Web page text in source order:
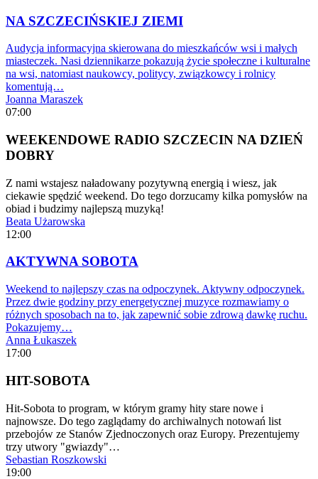
NA SZCZECIŃSKIEJ ZIEMI
Audycja informacyjna skierowana do mieszkańców wsi i małych
miasteczek. Nasi dziennikarze pokazują życie społeczne i kulturalne
na wsi, natomiast naukowcy, politycy, związkowcy i rolnicy
komentują…
Joanna Maraszek
07:00
WEEKENDOWE RADIO SZCZECIN NA DZIEŃ
DOBRY
Z nami wstajesz naładowany pozytywną energią i wiesz, jak
ciekawie spędzić weekend. Do tego dorzucamy kilka pomysłów na
obiad i budzimy najlepszą muzyką!
Beata Użarowska
12:00
AKTYWNA SOBOTA
Weekend to najlepszy czas na odpoczynek. Aktywny odpoczynek.
Przez dwie godziny przy energetycznej muzyce rozmawiamy o
różnych sposobach na to, jak zapewnić sobie zdrową dawkę ruchu.
Pokazujemy…
Anna Łukaszek
17:00
HIT-SOBOTA
Hit-Sobota to program, w którym gramy hity stare nowe i
najnowsze. Do tego zaglądamy do archiwalnych notowań list
przebojów ze Stanów Zjednoczonych oraz Europy. Prezentujemy
trzy utwory "gwiazdy"…
Sebastian Roszkowski
19:00